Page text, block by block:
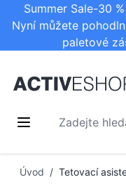
Summer Sale-30
Nyní můžete
paletové
Zadejte
Úvod / Tetovací